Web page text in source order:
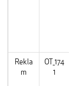
Rekla
m
OT_174
1